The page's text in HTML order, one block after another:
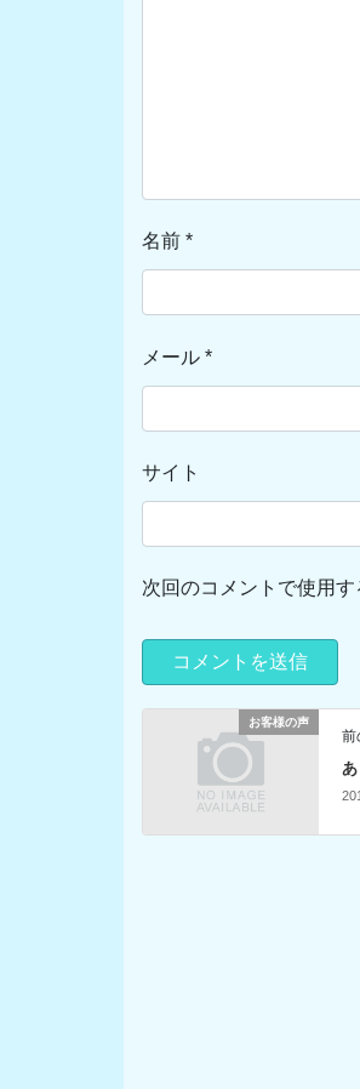
名前 *
メール *
サイト
次回のコメントで使用
お客様の声
前
あ